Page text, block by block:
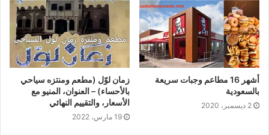
أشهر 16 مطاعم وجبات سريعة
بالسعودية
2 ديسمبر، 2020
زمان لوّل (مطعم ومنتزه سياحي
بالأحساء) – العنوان، المنيو مع
الأسعار، والتقييم النهائي
19 مارس، 2022